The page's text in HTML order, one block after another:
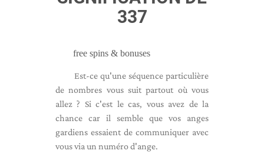
337
free spins & bonuses
Est-ce qu'une séquence particulière
de nombres vous suit partout où vous
allez ? Si c'est le cas, vous avez de la
chance car il semble que vos anges
gardiens essaient de communiquer avec
vous via un numéro d'ange.